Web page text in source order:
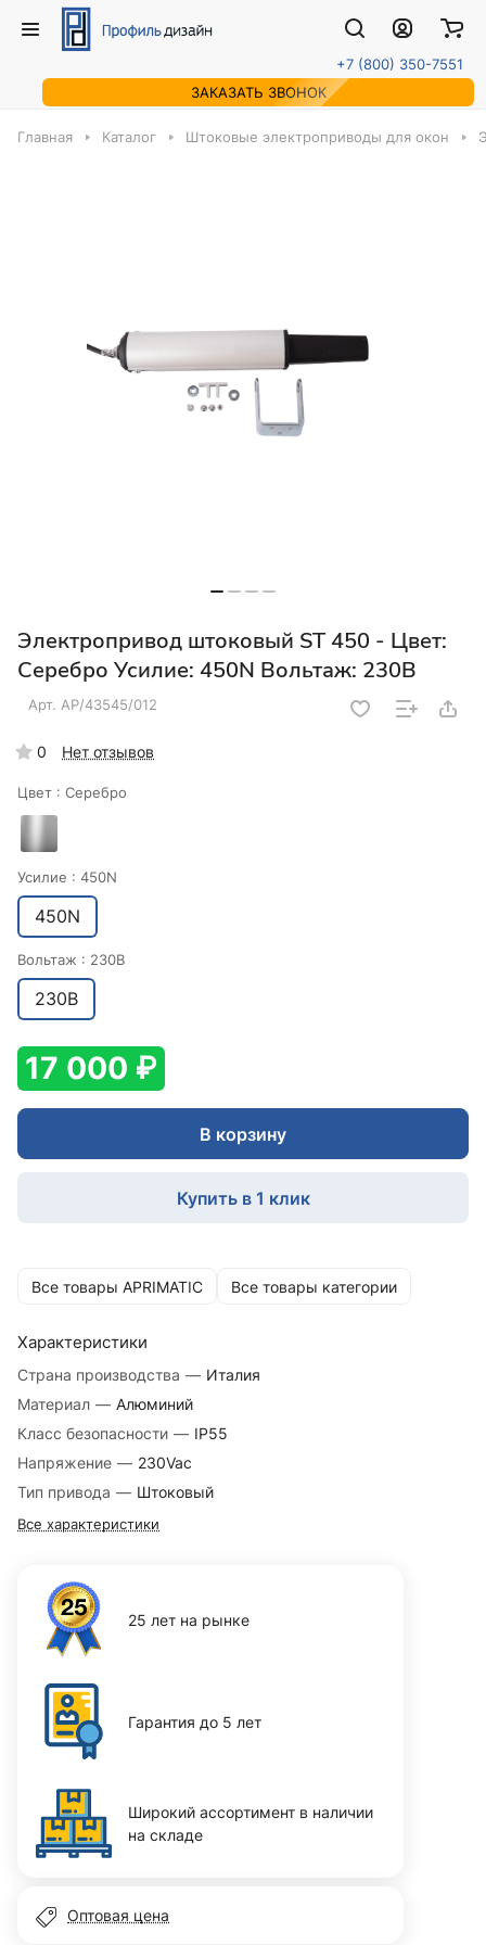
+7 (800) 350-7551
ЗАКАЗАТЬ ЗВОНОК
Главная Каталог Штоковые электроприводы для окон
Электропривод штоковый ST 450 - Цвет:
Серебро Усилие: 450N Вольтаж: 230В
Арт. AP/43545/012
0 Нет отзывов
Цвет : Серебро
Усилие : 450N
450N
Вольтаж : 230В
230В
17 000 ₽
В корзину
Купить в 1 клик
Все товары APRIMATIC Все товары категории
Характеристики
Страна производства — Италия
Материал — Алюминий
Класс безопасности — IP55
Напряжение — 230Vac
Тип привода — Штоковый
Все характеристики
25 лет на рынке
Гарантия до 5 лет
Широкий ассортимент в наличии
на складе
Оптовая цена